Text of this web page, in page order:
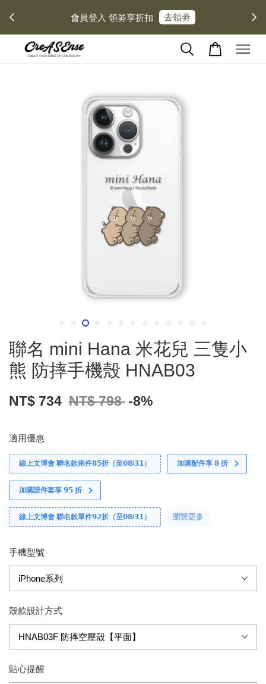
會員登入 領劵享折扣 去領劵
聯名 mini Hana 米花兒 三隻小
熊 防摔手機殼 HNAB03
NT$ 734 NT$ 798 -8%
適用優惠
線上文博會 聯名款兩件𝟴𝟱折（至𝟬𝟴/𝟯𝟭） 加購配件享 𝟴 折
加購證件套享 𝟵𝟱 折
線上文博會 聯名款單件𝟵𝟮折（至𝟬𝟴/𝟯𝟭） 瀏覽更多
手機型號
殼款設計方式
貼心提醒